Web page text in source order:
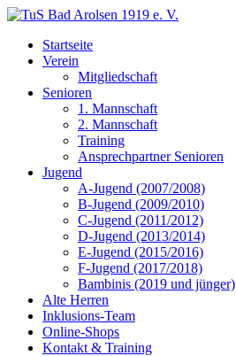
Startseite
Verein
Mitgliedschaft
Senioren
1. Mannschaft
2. Mannschaft
Training
Ansprechpartner Senioren
Jugend
A-Jugend (2007/2008)
B-Jugend (2009/2010)
C-Jugend (2011/2012)
D-Jugend (2013/2014)
E-Jugend (2015/2016)
F-Jugend (2017/2018)
Bambinis (2019 und jünger)
Alte Herren
Inklusions-Team
Online-Shops
Kontakt & Training